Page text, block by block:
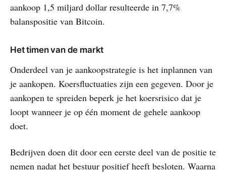
aankoop 1,5 miljard dollar resulteerde in 7,7%
balanspositie van Bitcoin.
Het timen van de markt
Onderdeel van je aankoopstrategie is het inplannen van
je aankopen. Koersfluctuaties zijn een gegeven. Door je
aankopen te spreiden beperk je het koersrisico dat je
loopt wanneer je op één moment de gehele aankoop
doet.
Bedrijven doen dit door een eerste deel van de positie te
nemen nadat het bestuur positief heeft besloten. Waarna